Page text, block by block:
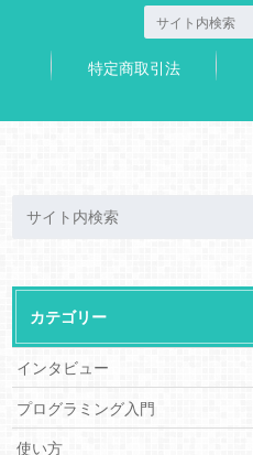
特定商取引法
カテゴリー
インタビュー
プログラミング入門
使い方